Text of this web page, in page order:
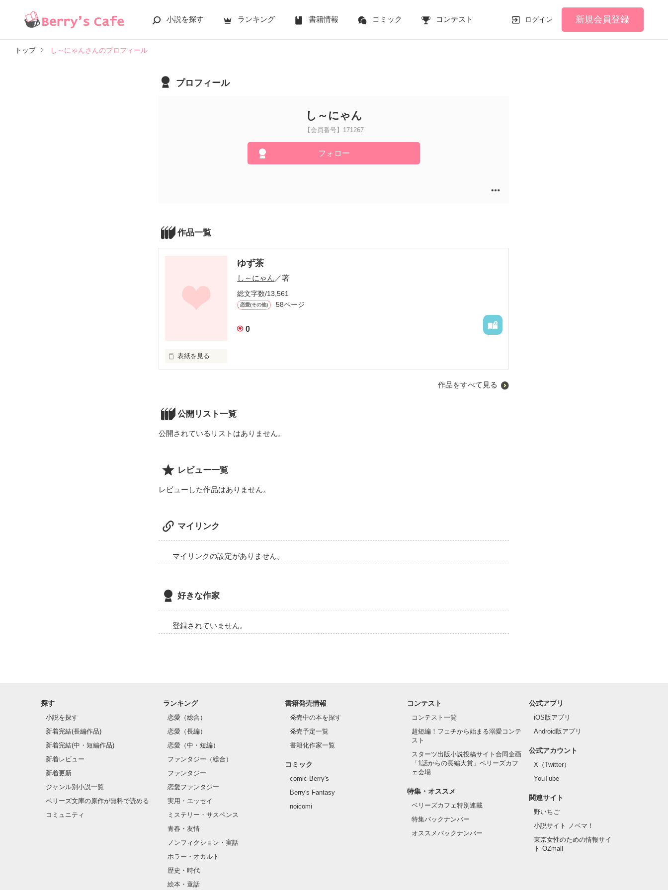
小説を探す ランキング 書籍情報 コミック コンテスト ログイン 新規会員登録
トップ し～にゃんさんのプロフィール
プロフィール
し～にゃん
【会員番号】171267
フォロー
作品一覧
ゆず茶
し～にゃん／著
総文字数/13,561
恋愛(その他) 58ページ
0
表紙を見る
元彼
頭の中ごちゃごちゃ
最後にゎ手を
くれたのゎあなた
軽い恋から始まった
幸せになりたい
と願うのゎ
◎途中喫煙という
wordがありますが
認められていません。
↑どうしても書いて
作品を読む
作品をすべて見る
公開リスト一覧
公開されているリストはありません。
レビュー一覧
レビューした作品はありません。
マイリンク
マイリンクの設定がありません。
好きな作家
登録されていません。
探す
小説を探す
新着完結(長編作品)
新着完結(中・短編作品)
新着レビュー
新着更新
ジャンル別小説一覧
ベリーズ文庫の原作が無料で読める
コミュニティ
ランキング
恋愛（総合）
恋愛（長編）
恋愛（中・短編）
ファンタジー（総合）
ファンタジー
恋愛ファンタジー
実用・エッセイ
ミステリー・サスペンス
青春・友情
ノンフィクション・実話
ホラー・オカルト
歴史・時代
絵本・童話
書籍発売情報
発売中の本を探す
発売予定一覧
書籍化作家一覧
コミック
comic Berry's
Berry's Fantasy
noicomi
コンテスト
コンテスト一覧
超短編！フェチから始まる溺愛コンテ
スト
スターツ出版小説投稿サイト合同企画
「1話からの長編大賞」ベリーズカフ
ェ会場
特集・オススメ
ベリーズカフェ特別連載
特集バックナンバー
オススメバックナンバー
公式アプリ
iOS版アプリ
Android版アプリ
公式アカウント
X（Twitter）
YouTube
関連サイト
野いちご
小説サイト ノベマ！
東京女性のための情報サイ
ト OZmall